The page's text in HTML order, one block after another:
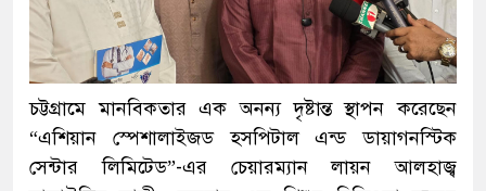
চট্টগ্রামে মানবিকতার এক অনন্য দৃষ্টান্ত স্থাপন করেছেন
“এশিয়ান স্পেশালাইজড হসপিটাল এন্ড ডায়াগনস্টিক
সেন্টার লিমিটেড”-এর চেয়ারম্যান লায়ন আলহাজ্ব